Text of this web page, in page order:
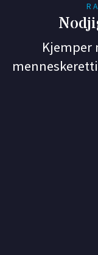
Kjemper